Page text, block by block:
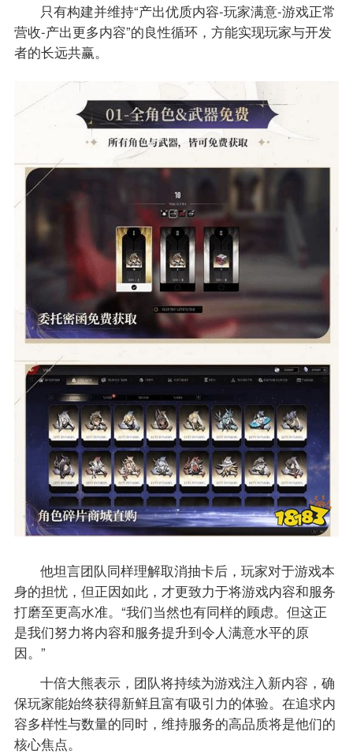
只有构建并维持“产出优质内容-玩家满意-游戏正常
营收-产出更多内容”的良性循环，方能实现玩家与开发
者的长远共赢。
他坦言团队同样理解取消抽卡后，玩家对于游戏本
身的担忧，但正因如此，才更致力于将游戏内容和服务
打磨至更高水准。“我们当然也有同样的顾虑。但这正
是我们努力将内容和服务提升到令人满意水平的原
因。”
十倍大熊表示，团队将持续为游戏注入新内容，确
保玩家能始终获得新鲜且富有吸引力的体验。在追求内
容多样性与数量的同时，维持服务的高品质将是他们的
核心焦点。